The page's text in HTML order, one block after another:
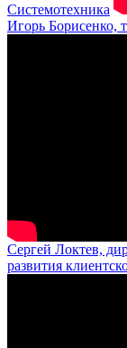
Системотехника
Игорь Борисенко,
Сергей Локтев,
развития